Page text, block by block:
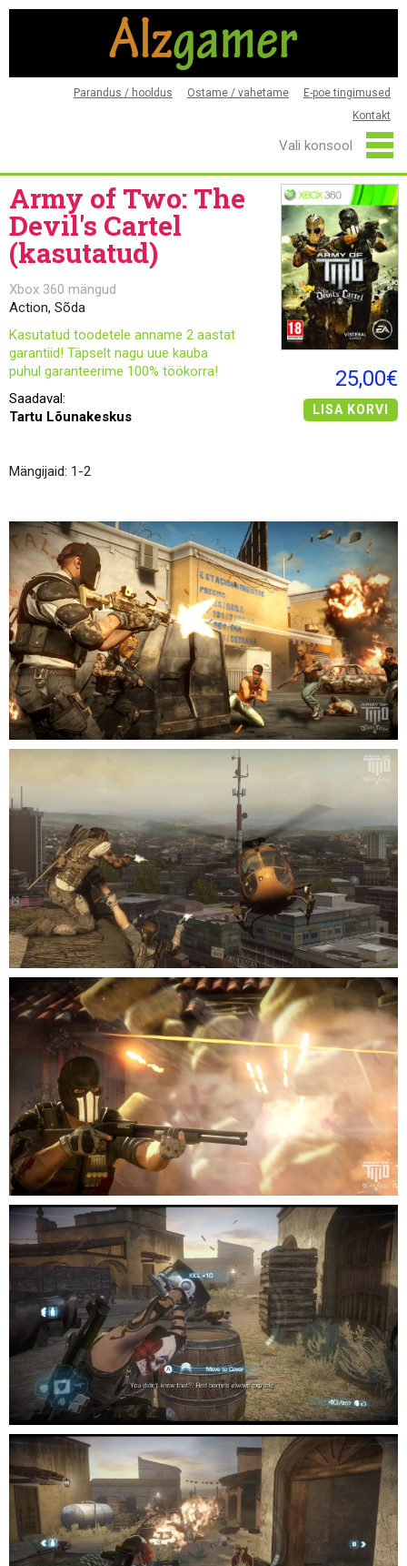
Parandus / hooldus Ostame / vahetame
E-poe tingimused
Kontakt
Army of Two: The
Devil's Cartel
(kasutatud)
Xbox 360 mängud
Action, Sõda
Kasutatud toodetele anname 2 aastat
garantiid! Täpselt nagu uue kauba
puhul garanteerime 100% töökorra!
Saadaval:
Tartu Lõunakeskus
25,00€
LISA KORVI
Mängijaid: 1-2